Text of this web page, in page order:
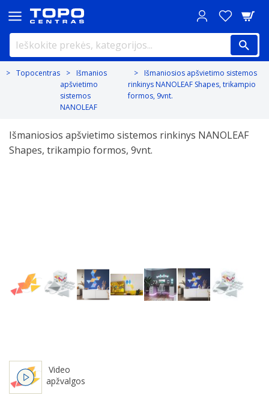
Topocentras
Išmanios
apšvietimo
sistemos
NANOLEAF
Išmaniosios apšvietimo sistemos
rinkinys NANOLEAF Shapes, trikampio
formos, 9vnt.
Išmaniosios apšvietimo sistemos rinkinys NANOLEAF
Shapes, trikampio formos, 9vnt.
Next
Video
apžvalgos